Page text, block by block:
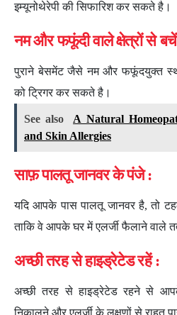
इम्यूनोथेरेपी की सिफारिश कर सकते है।
नम और फफूंदी वाले क्षेत्रों से
पुराने बेसमेंट जैसे नम और फफूंदयुक्त
को ट्रिगर कर सकते है।
See also
A Natural
and Skin Allergies
साफ़ पालतू जानवर के पंजे :
यदि आपके पास पालतू जानवर है, तो
ताकि वे आपके घर में एलर्जी फैलाने वाले
अच्छी तरह से हाइड्रेटेड रहें :
अच्छी तरह से हाइड्रेटेड रहने से